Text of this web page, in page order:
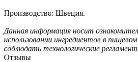
Производство: Швеция.
Данная информация носит
использовании ингредиентов в
соблюдать технологические
Отзывы